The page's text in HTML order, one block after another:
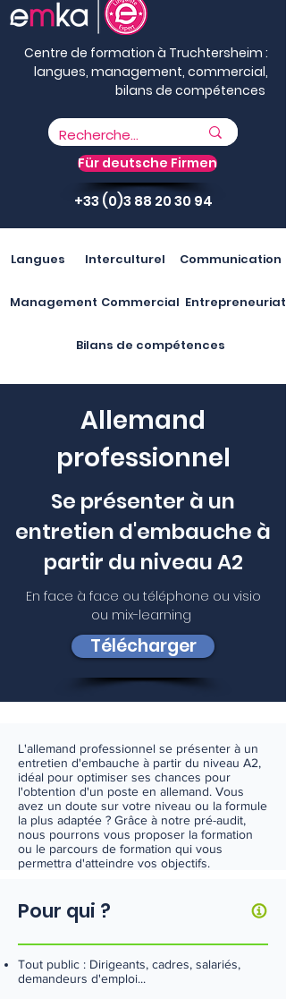
Langues Interculturel Communication
Management Commercial Entrepreneuriat
Bilans de compétences
Centre de formation à Truchtersheim :
langues, management, commercial,
bilans de compétences
Für deutsche Firmen
+33 (0)3 88 20 30 94
Allemand
professionnel
Se présenter à un
entretien d'embauche à
partir du niveau A2
En face à face ou téléphone ou visio
ou mix-learning
Télécharger
L'allemand professionnel se présenter à un
entretien d'embauche à partir du niveau A2,
idéal pour optimiser ses chances pour
l'obtention d'un poste en allemand. Vous
avez un doute sur votre niveau ou la formule
la plus adaptée ? Grâce à notre pré-audit,
nous pourrons vous proposer la formation
ou le parcours de formation qui vous
permettra d'atteindre vos objectifs.
Pour qui ?
Tout public : Dirigeants, cadres, salariés,
demandeurs d'emploi...